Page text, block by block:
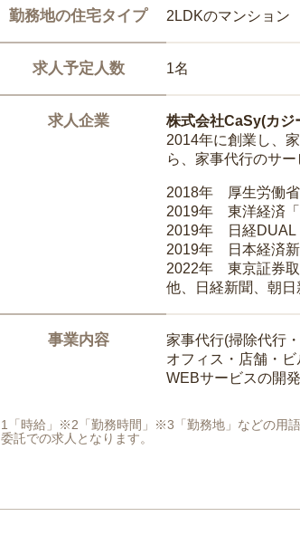
勤務地の住宅タイプ 2LDKのマンション
求人予定人数 1名
求人企業
株式会社CaSy(カジ
2014年に創業し、
ら、家事代行のサ
2018年 厚生労働省
2019年 東洋経済「
2019年 日経DUAL
2019年 日本経済新
2022年 東京証券
他、日経新聞、朝
事業内容
家事代行(掃除代行
オフィス・店舗・ビ
WEBサービスの開
1「時給」※2「勤務時間」※3「勤務地」などの用
委託での求人となります。